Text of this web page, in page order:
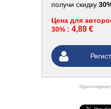
получи скидку
Цена для
30% : 4,89 €